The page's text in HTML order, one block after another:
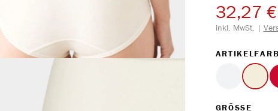
32,27 €
inkl. MwSt. |
weiss ecru
GRÖSSE